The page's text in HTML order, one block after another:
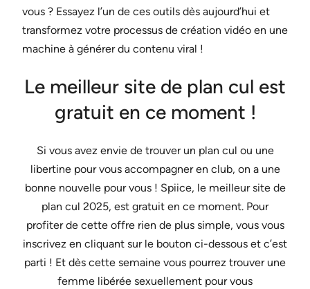
vous ? Essayez l’un de ces outils dès aujourd’hui et
transformez votre processus de création vidéo en une
machine à générer du contenu viral !
Le meilleur site de plan cul est
gratuit en ce moment !
Si vous avez envie de trouver un plan cul ou une
libertine pour vous accompagner en club, on a une
bonne nouvelle pour vous ! Spiice, le meilleur site de
plan cul 2025, est gratuit en ce moment. Pour
profiter de cette offre rien de plus simple, vous vous
inscrivez en cliquant sur le bouton ci-dessous et c’est
parti ! Et dès cette semaine vous pourrez trouver une
femme libérée sexuellement pour vous